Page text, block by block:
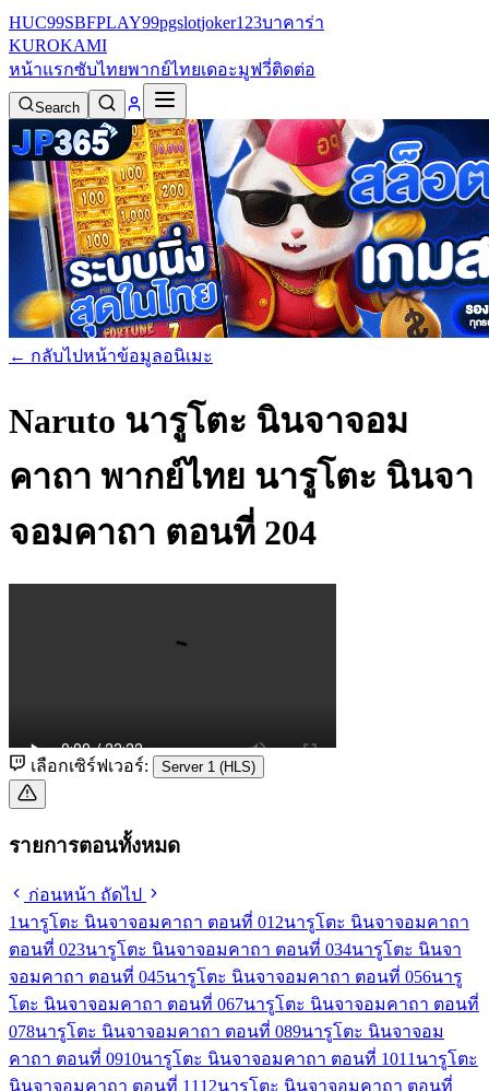
HUC99SBFPLAY99pgslotjoker123บาคาร่า
KUROKAMI
หน้าแรกซับไทยพากย์ไทยเดอะมูฟวี่ติดต่อ
Search
← กลับไปหน้าข้อมูลอนิเมะ
Naruto นารูโตะ นินจาจอม
คาถา พากย์ไทย นารูโตะ นินจา
จอมคาถา ตอนที่ 204
เลือกเซิร์ฟเวอร์: Server 1 (HLS)
รายการตอนทั้งหมด
ก่อนหน้า ถัดไป
1 นารูโตะ นินจาจอมคาถา ตอนที่ 01 2นารูโตะ นินจาจอมคาถา
ตอนที่ 023นารูโตะ นินจาจอมคาถา ตอนที่ 034นารูโตะ นินจา
จอมคาถา ตอนที่ 045นารูโตะ นินจาจอมคาถา ตอนที่ 056นารู
โตะ นินจาจอมคาถา ตอนที่ 067นารูโตะ นินจาจอมคาถา ตอนที่
078นารูโตะ นินจาจอมคาถา ตอนที่ 089นารูโตะ นินจาจอม
คาถา ตอนที่ 0910นารูโตะ นินจาจอมคาถา ตอนที่ 1011 นารูโตะ
นินจาจอมคาถา ตอนที่ 11 12นารูโตะ นินจาจอมคาถา ตอนที่